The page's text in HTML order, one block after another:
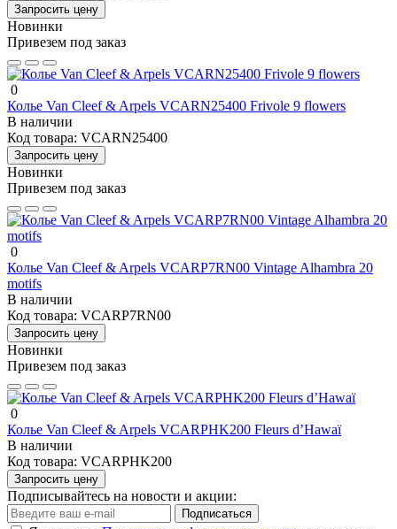
Запросить цену
Новинки
Привезем под заказ
0
Колье Van Cleef & Arpels VCARN25400 Frivole 9 flowers
В наличии
Код товара: VCARN25400
Запросить цену
Новинки
Привезем под заказ
0
Колье Van Cleef & Arpels VCARP7RN00 Vintage Alhambra 20
motifs
В наличии
Код товара: VCARP7RN00
Запросить цену
Новинки
Привезем под заказ
0
Колье Van Cleef & Arpels VCARPHK200 Fleurs d’Hawaï
В наличии
Код товара: VCARPHK200
Запросить цену
Подписывайтесь на новости и акции:
Подписаться